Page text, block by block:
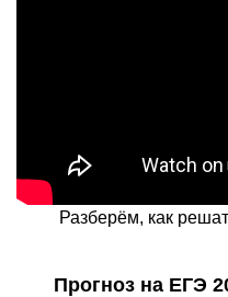
Разберём, как
Прогноз на ЕГЭ